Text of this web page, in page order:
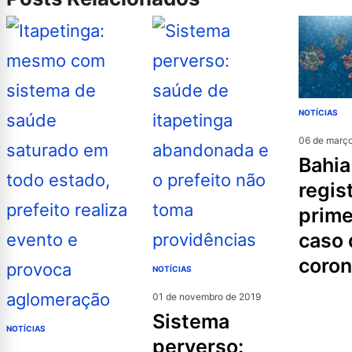
NOTÍCIAS
NOTÍCIAS
01 de novembro de 2019
sistema
perverso:
NOTÍCIAS
06 de
bahia
caso